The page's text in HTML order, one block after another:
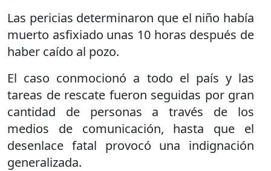
Las pericias determinaron que el niño había
muerto asfixiado unas 10 horas después de
haber caído al pozo.
El caso conmocionó a todo el país y las
tareas de rescate fueron seguidas por gran
cantidad de personas a través de los
medios de comunicación, hasta que el
desenlace fatal provocó una indignación
generalizada.